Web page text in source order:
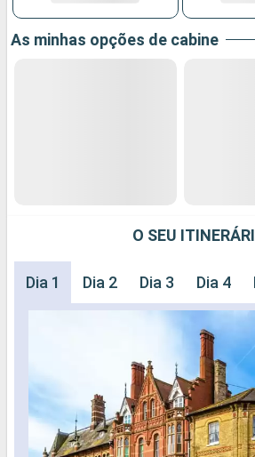
As minhas opções de cabine
O SEU
Dia 1 Dia 2 Dia 3 Dia 4